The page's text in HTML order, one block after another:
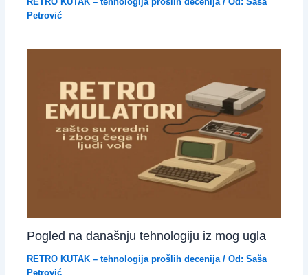
Petrović
Pogled na današnju tehnologiju iz mog ugla
RETRO KUTAK – tehnologija prošlih decenija/ Od: Saša
Petrović